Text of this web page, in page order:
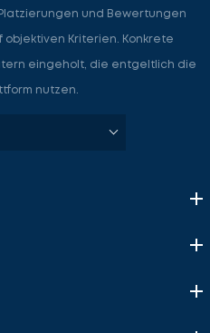
und Bewertungen
Kriterien. Konkrete
eingeholt, die entgeltlich die
nutzen.